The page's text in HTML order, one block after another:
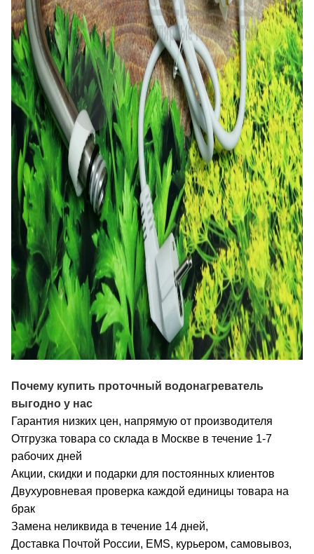
Почему купить проточный водонагреватель
выгодно у нас
Гарантия низких цен, напрямую от производителя
Отгрузка товара со склада в Москве в течение 1-7
рабочих дней
Акции, скидки и подарки для постоянных клиентов
Двухуровневая проверка каждой единицы товара на
брак
Замена неликвида в течение 14 дней,
Доставка Почтой России, EMS, курьером, самовывоз,